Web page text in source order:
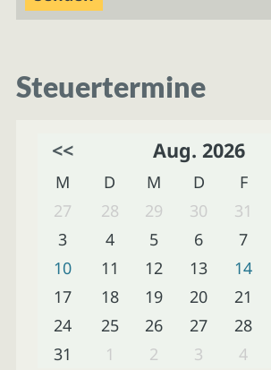
Steuertermine
<< Aug. 2026
M D M D F
27
28 29 30 31
3
4 5 6 7
10
11 12 13 14
17
18 19 20 21
24
25 26 27 28
31
1 2 3 4